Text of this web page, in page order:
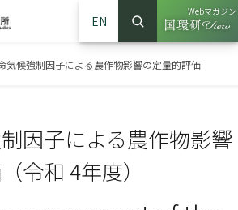
EN
サイト内検索
検索
Webマガジン
（別ウイ
気候強制因子による農作物影響の定量的評価
因子による農作物影響
令和 4年度）